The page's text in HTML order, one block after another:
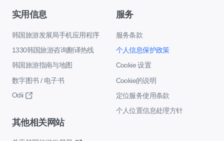
实用信息
韩国旅游发展局手机应用程序
1330韩国旅游咨询翻译热线
韩国旅游指南与地图
数字图书 / 电子书
Odii
服务
服务条款
个人信息保护政策
Cookie 设置
Cookie的说明
定位服务使用条款
个人位置信息处理方针
其他相关网站